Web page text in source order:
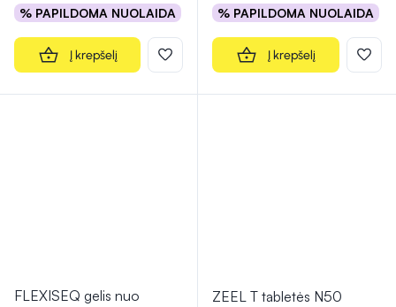
% PAPILDOMA NUOLAIDA
Į krepšelį
% PAPILDOMA NUOLAIDA
Į krepšelį
FLEXISEQ gelis nuo
ZEEL T tabletės N50